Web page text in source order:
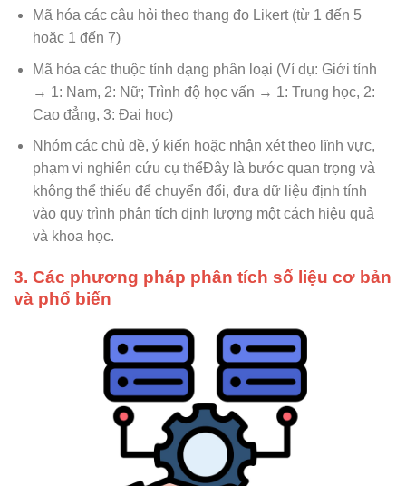
Mã hóa các câu hỏi theo thang đo Likert (từ 1 đến 5
hoặc 1 đến 7)
Mã hóa các thuộc tính dạng phân loại (Ví dụ: Giới tính
→ 1: Nam, 2: Nữ; Trình độ học vấn → 1: Trung học, 2:
Cao đẳng, 3: Đại học)
Nhóm các chủ đề, ý kiến hoặc nhận xét theo lĩnh vực,
phạm vi nghiên cứu cụ thểĐây là bước quan trọng và
không thể thiếu để chuyển đổi, đưa dữ liệu định tính
vào quy trình phân tích định lượng một cách hiệu quả
và khoa học.
3. Các phương pháp phân tích số liệu cơ bản
và phổ biến